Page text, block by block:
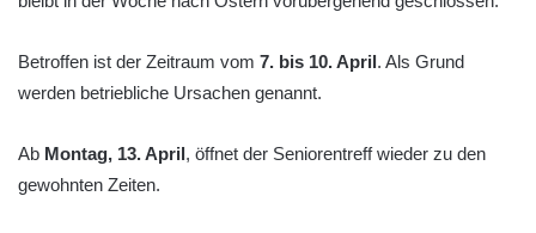
Betroffen ist der Zeitraum vom 7. bis 10. April. Als Grund
werden betriebliche Ursachen genannt.
Ab Montag, 13. April, öffnet der Seniorentreff wieder zu den
gewohnten Zeiten.